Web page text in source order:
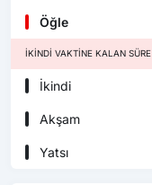
Öğle
İKINDI VAKTINE KALAN SÜRE
İkindi
Akşam
Yatsı